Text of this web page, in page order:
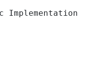
Implementation